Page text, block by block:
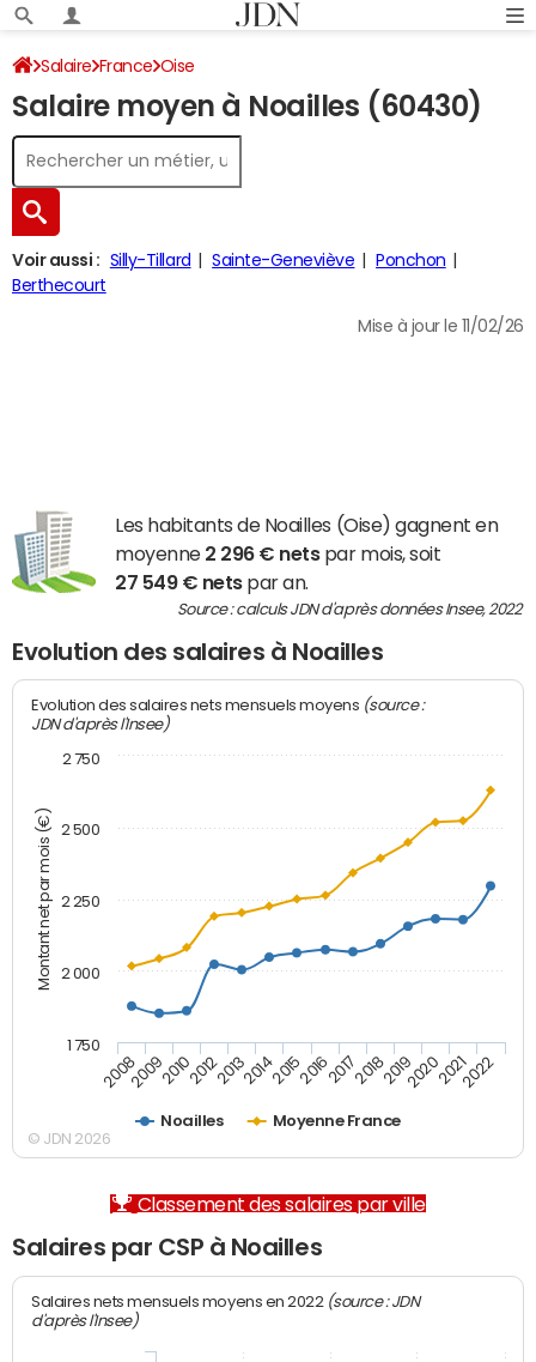
Salaire France Oise
Salaire moyen à Noailles (60430)
Voir aussi : Silly-Tillard Sainte-Geneviève
Ponchon
Berthecourt
Mise à jour le 11/02/26
Les habitants de Noailles (Oise) gagnent en
moyenne 2 296 € netspar mois, soit
27 549 € netspar an.
Source : calculs JDN d'après données Insee, 2022
Evolution des salaires à Noailles
Montant net par mois (€)
Evolution des salaires nets mensuels moyens (source :
JDN d'après l'Insee)
Noailles Moyenne France
20082009201020122013201420152016201720182019202020212022
1 750
2 000
2 250
2 500
2 750
© JDN 2026
Classement des salaires par ville
Salaires par CSP à Noailles
Salaires nets mensuels moyens en 2022 (source : JDN
d'après l'Insee)